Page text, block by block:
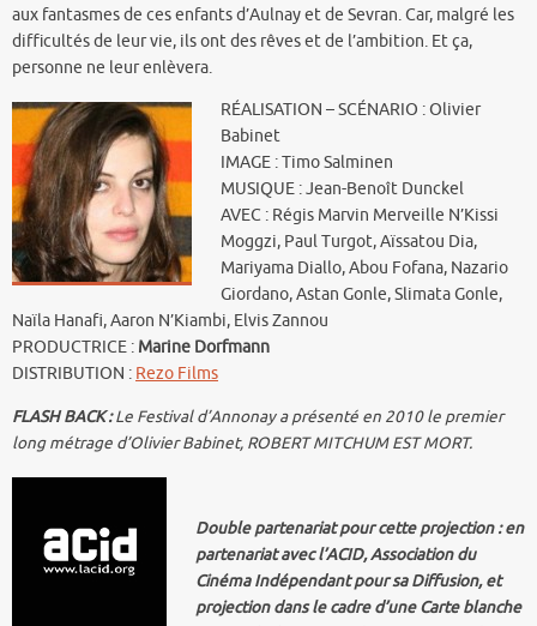
aux fantasmes de ces enfants d’Aulnay et de Sevran. Car, malgré les
difficultés de leur vie, ils ont des rêves et de l’ambition. Et ça,
personne ne leur enlèvera.
RÉALISATION – SCÉNARIO : Olivier
Babinet
IMAGE : Timo Salminen
MUSIQUE : Jean-Benoît Dunckel
AVEC : Régis Marvin Merveille N’Kissi
Moggzi, Paul Turgot, Aïssatou Dia,
Mariyama Diallo, Abou Fofana, Nazario
Giordano, Astan Gonle, Slimata Gonle,
Naïla Hanafi, Aaron N’Kiambi, Elvis Zannou
PRODUCTRICE : Marine Dorfmann
DISTRIBUTION : Rezo Films
FLASH BACK :Le Festival d’Annonay a présenté en 2010 le premier
long métrage d’Olivier Babinet, ROBERT MITCHUM EST MORT.
Double partenariat pour cette projection : en
partenariat avec l’ACID, Association du
Cinéma Indépendant pour sa Diffusion, et
projection dans le cadre d’une Carte blanche